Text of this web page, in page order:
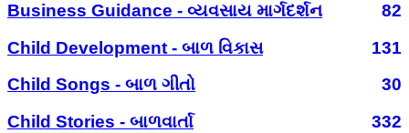
Business Guidance - વ્યવસાય માર્ગદર્શન
82
Child Development - બાળ વિકાસ
131
Child Songs - બાળ ગીતો
30
Child Stories - બાળવાર્તા
332